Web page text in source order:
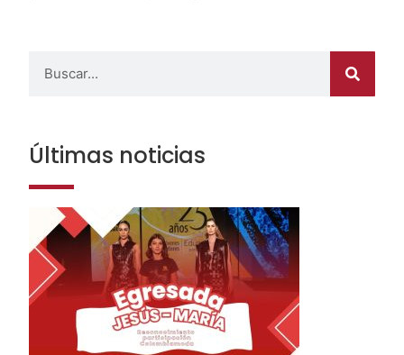
Últimas noticias